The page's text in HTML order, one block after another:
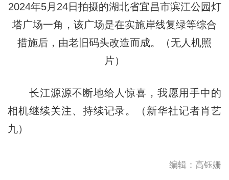
2024年5月24日拍摄的湖北省宜昌市滨江公园灯
塔广场一角，该广场是在实施岸线复绿等综合
措施后，由老旧码头改造而成。（无人机照
片）
长江源源不断地给人惊喜，我愿用手中的
相机继续关注、持续记录。（新华社记者肖艺
九）
编辑：高钰姗